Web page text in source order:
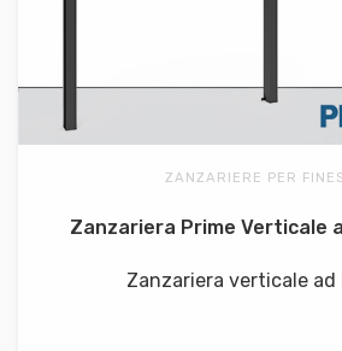
ZANZARIERE PER
Zanzariera Prime Verticale
Zanzariera verticale ad